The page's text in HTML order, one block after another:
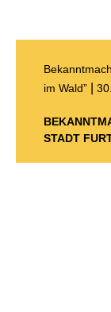
im Wald”
STADT